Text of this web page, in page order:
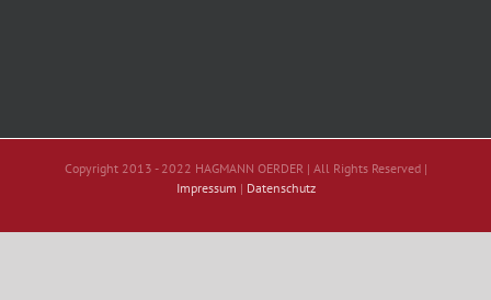
Copyright 2013 - 2022 HAGMANN OERDER | All Rights Reserved |
Impressum | Datenschutz